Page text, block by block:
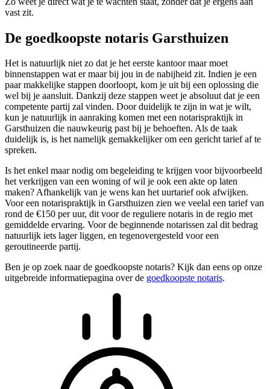
vast zit.
De goedkoopste notaris Garsthuizen
Het is natuurlijk niet zo dat je het eerste kantoor maar moet
binnenstappen wat er maar bij jou in de nabijheid zit. Indien je een
paar makkelijke stappen doorloopt, kom je uit bij een oplossing die
wel bij je aansluit. Dankzij deze stappen weet je absoluut dat je een
competente partij zal vinden. Door duidelijk te zijn in wat je wilt,
kun je natuurlijk in aanraking komen met een notarispraktijk in
Garsthuizen die nauwkeurig past bij je behoeften. Als de taak
duidelijk is, is het namelijk gemakkelijker om een gericht tarief af te
spreken.
Is het enkel maar nodig om begeleiding te krijgen voor bijvoorbeeld
het verkrijgen van een woning of wil je ook een akte op laten
maken? Afhankelijk van je wens kan het uurtarief ook afwijken.
Voor een notarispraktijk in Garsthuizen zien we veelal een tarief van
rond de €150 per uur, dit voor de reguliere notaris in de regio met
gemiddelde ervaring. Voor de beginnende notarissen zal dit bedrag
natuurlijk iets lager liggen, en tegenovergesteld voor een
geroutineerde partij.
Ben je op zoek naar de goedkoopste notaris? Kijk dan eens op onze
uitgebreide informatiepagina over de goedkoopste notaris.